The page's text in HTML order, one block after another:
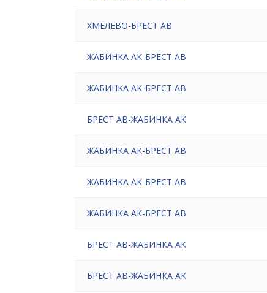
ХМЕЛЕВО-БРЕСТ АВ
ЖАБИНКА АК-БРЕСТ АВ
ЖАБИНКА АК-БРЕСТ АВ
БРЕСТ АВ-ЖАБИНКА АК
ЖАБИНКА АК-БРЕСТ АВ
ЖАБИНКА АК-БРЕСТ АВ
ЖАБИНКА АК-БРЕСТ АВ
БРЕСТ АВ-ЖАБИНКА АК
БРЕСТ АВ-ЖАБИНКА АК